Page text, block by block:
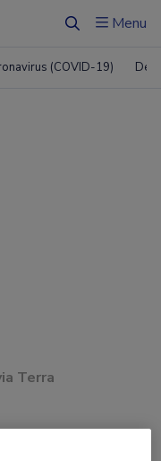
ZoekenMenu
(COVID-19)
Terra